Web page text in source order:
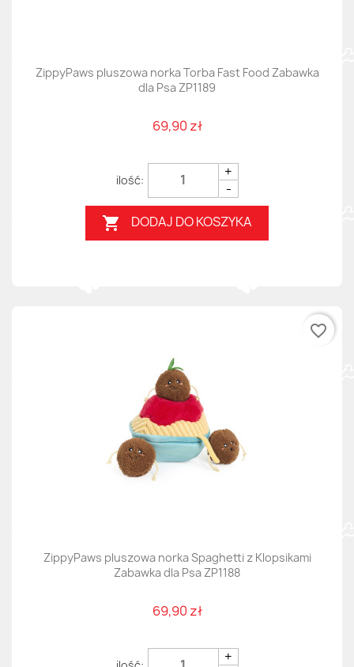
ZippyPaws pluszowa norka Torba Fast Food Zabawka
dla Psa ZP1189
69,90 zł
+
-
 DODAJ DO KOSZYKA
ZippyPaws pluszowa norka Spaghetti z Klopsikami
Zabawka dla Psa ZP1188
69,90 zł
+
favorite_border